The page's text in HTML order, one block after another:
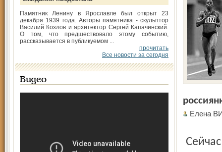
Памятник Ленину в Ярославле был открыт 23
декабря 1939 года. Авторы памятника - скульптор
Василий Козлов и архитектор Сергей Капачинский.
О том, что предшествовало этому событию,
рассказывается в публикуемом ...
прочитать
Все новости за сегодня
Видео
Елена
Сейчас недавнюю выпускницу Академии физической